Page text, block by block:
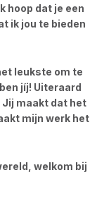
hoop dat je een
ik jou te bieden
leukste om te
jíj! Uiteraard
Jij maakt dat het
mijn werk het
welkom bij